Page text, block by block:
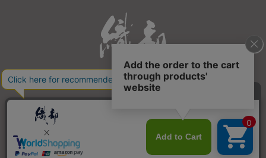
ONLINE STORE
COPYRIGHT © ORIBE ALL RIGHTS RESERVED.